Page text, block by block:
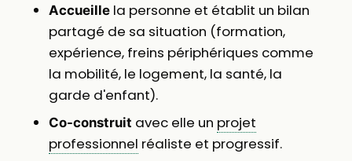
Accueillela personne et établit un bilan
partagé de sa situation (formation,
expérience, freins périphériques comme
la mobilité, le logement, la santé, la
garde d'enfant).
Co-construit avec elle un projet
professionnel réaliste et progressif.